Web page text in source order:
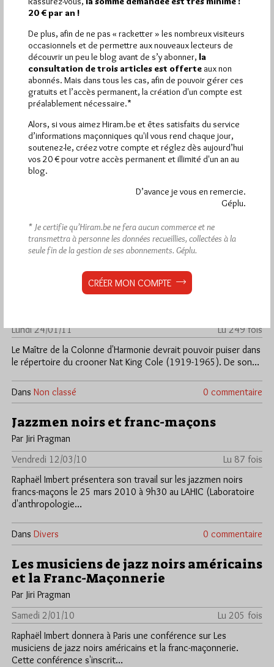
Nat King Cole
Lundi 24/01/11
Lu 249 fois
Le Maître de la Colonne d'Harmonie devrait pouvoir puiser dans
le répertoire du crooner Nat King Cole (1919-1965). De son…
Dans Non classé 0 commentaire
Jazzmen noirs et franc-maçons
Par Jiri Pragman
Vendredi 12/03/10
Lu 87 fois
Raphaël Imbert présentera son travail sur les jazzmen noirs
francs-maçons le 25 mars 2010 à 9h30 au LAHIC (Laboratoire
d'anthropologie…
Dans Divers 0 commentaire
Les musiciens de jazz noirs américains
et la Franc-Maçonnerie
Par Jiri Pragman
Samedi 2/01/10
Lu 205 fois
Raphaël Imbert donnera à Paris une conférence sur Les
musiciens de jazz noirs américains et la franc-maçonnerie.
Cette conférence s'inscrit…
20 € par an !
De plus, afin de ne pas « racketter » les nombreux visiteurs
occasionnels et de permettre aux nouveaux lecteurs de
découvrir un peu le blog avant de s’y abonner, la
consultation de trois articles est offerte aux non
abonnés. Mais dans tous les cas, afin de pouvoir gérer ces
gratuits et l’accès permanent, la création d'un compte est
préalablement nécessaire.*
Alors, si vous aimez Hiram.be et êtes satisfaits du service
d’informations maçonniques qu'il vous rend chaque jour,
soutenez-le, créez votre compte et réglez dès aujourd’hui
vos 20 € pour votre accès permanent et illimité d'un an au
blog.
D’avance je vous en remercie.
Géplu.
* Je certifie qu’Hiram.be ne fera aucun commerce et ne
transmettra à personne les données recueillies, collectées à la
seule fin de la gestion de ses abonnements. Géplu.
CRÉER MON COMPTE